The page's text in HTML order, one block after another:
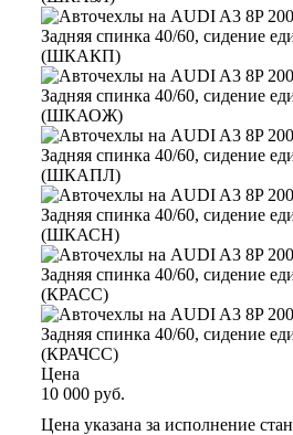
Цена
10 000 руб.
Цена указана за исполнение